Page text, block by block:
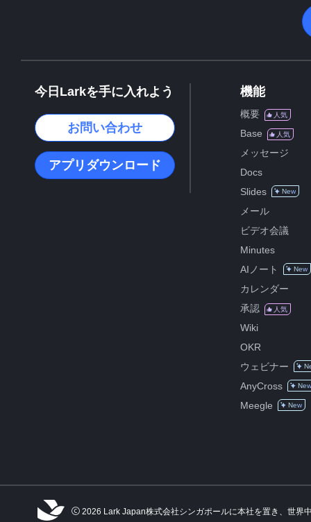
今日Larkを手に入れよう
お問い合わせ
アプリダウンロード
機能
概要 人気
Base 人気
メッセージ
Docs
Slides
New
メール
ビデオ会議
Minutes
AIノート
New
カレンダー
承認
人気
Wiki
OKR
ウェビナー
AnyCross New
Meegle New
2026 Lark Japan株式会社シンガポールに本社を置き、世界